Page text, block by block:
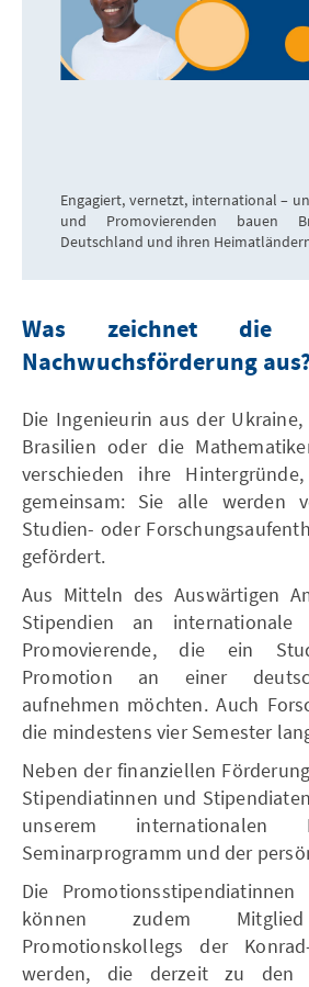
Engagiert, vernetzt, international –
und Promovierenden bauen
Deutschland und ihren
Was zeichnet die
Nachwuchsförderung
Die Ingenieurin aus der
Brasilien oder die
verschieden ihre
gemeinsam: Sie alle werden
Studien- oder
gefördert.
Aus Mitteln des Auswärtigen
Stipendien an internationale
Promovierende, die ein
Promotion an einer
aufnehmen möchten. Auch
die mindestens vier Semester
Neben der finanziellen
Stipendiatinnen und
unserem internationalen
Seminarprogramm und der
Die
können zudem
Promotionskollegs der
werden, die derzeit zu den